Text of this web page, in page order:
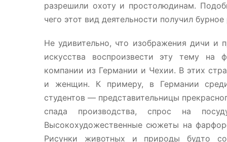
разрешили охоту и простолюдинам.
чего этот вид деятельности получил
Не удивительно, что изображения дичи и
искусства воспроизвести эту тему на
компании из Германии и Чехии. В этих
и женщин. К примеру, в Германии
студентов — представительницы
спада производства, спрос на
Высокохудожественные сюжеты на
Рисунки животных и природы будто